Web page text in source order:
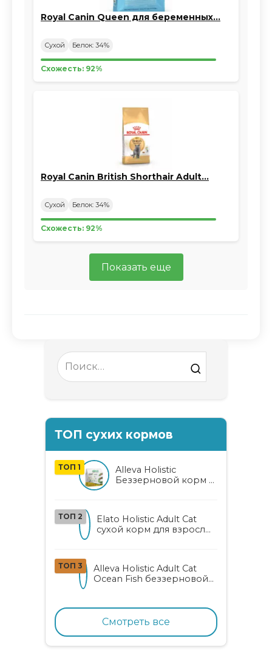
Royal Canin Queen для беременных…
Сухой Белок: 34%
Схожесть: 92%
Royal Canin British Shorthair Adult…
Сухой Белок: 34%
Схожесть: 92%
Показать еще
Search
for:
ТОП сухих кормов
ТОП 1
Alleva Holistic
Беззерновой корм с
женьшенем
ТОП 2
Elato Holistic Adult Cat
сухой корм для взрослых
ТОП 3
Alleva Holistic Adult Cat
Ocean Fish беззерновой
рыбой, коноплей и алоэ
вера
Смотреть все